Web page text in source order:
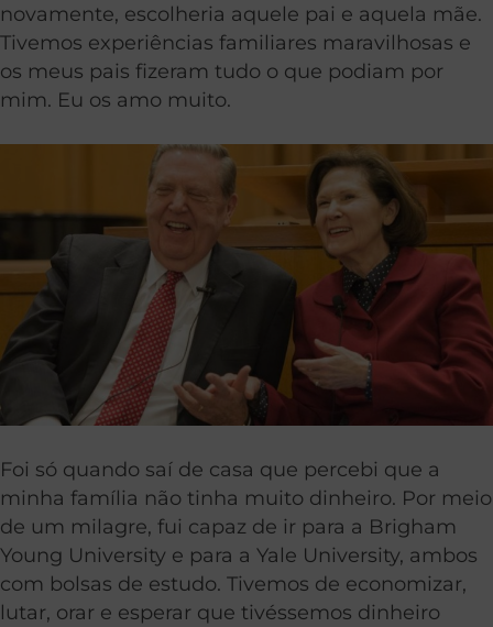
novamente, escolheria aquele pai e aquela mãe.
Tivemos experiências familiares maravilhosas e
os meus pais fizeram tudo o que podiam por
mim. Eu os amo muito.
Foi só quando saí de casa que percebi que a
minha família não tinha muito dinheiro. Por meio
de um milagre, fui capaz de ir para a Brigham
Young University e para a Yale University, ambos
com bolsas de estudo. Tivemos de economizar,
lutar, orar e esperar que tivéssemos dinheiro